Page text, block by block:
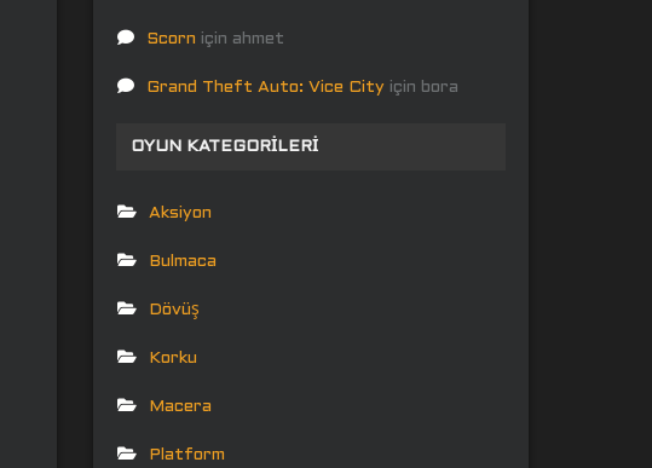
Scorn için ahmet
Grand Theft Auto: Vice City için bora
OYUN KATEGORILERI
Aksiyon
Bulmaca
Dövüş
Korku
Macera
Platform